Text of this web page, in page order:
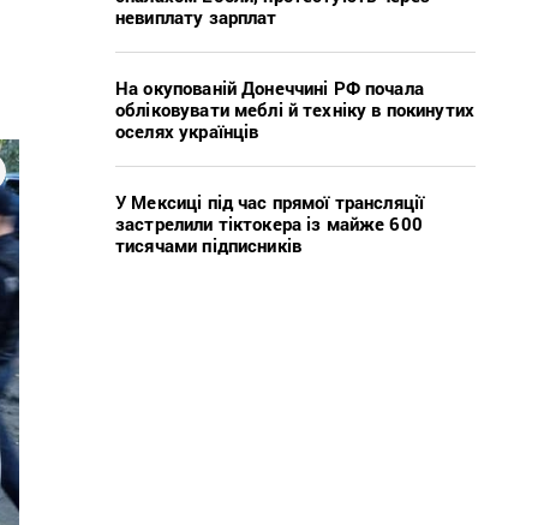
невиплату зарплат
На окупованій Донеччині РФ почала
обліковувати меблі й техніку в покинутих
оселях українців
У Мексиці під час прямої трансляції
застрелили тіктокера із майже 600
тисячами підписників